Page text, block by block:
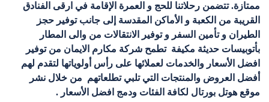
ممتازة. تتضمن رحلاتنا للحج و العمرة الإقامة في ارقى الفنادق
القريبة من الكعبة و الأماكن المقدسة إلى جانب توفير حجز
الطيران و تأمين السفر و توفير الانتقالات من والى المطار
بأتوبيسات حديثة مكيفةتطمح شركة مكارم الايمان من توفير
افضل الأسعار والخدمات لعملائها على رأس أولوياتها لتقدم لهم
أفضل العروض والمنتجات التي تلبي تطلعاتهم من خلال نشر
موقع هوتل بورتال لكافة الفئات ودمج افضل الأسعار .